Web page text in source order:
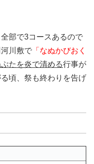
部で3コースあるので
川敷で 「なぬかびおく
たを炎で清める行事が
頃、祭も終わりを告げ